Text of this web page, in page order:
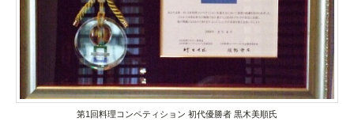
第1回料理コンペティション 初代優勝者 黒木美順氏